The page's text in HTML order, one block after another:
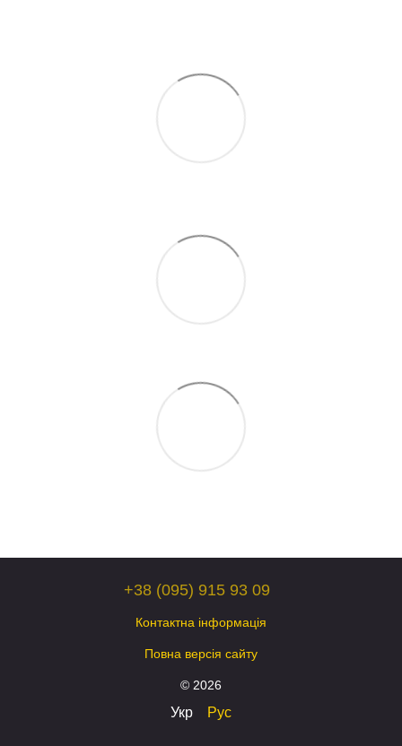
+38 (095) 915 93 09
Контактна інформація
Повна версія сайту
© 2026
Укр Рус